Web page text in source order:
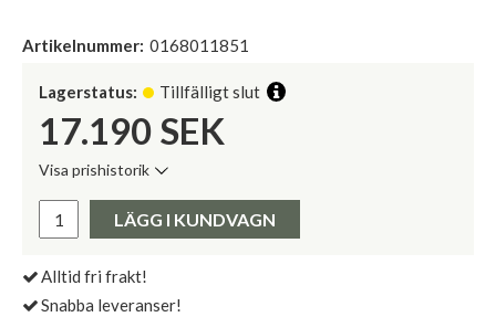
Artikelnummer: 0168011851
Lagerstatus: Tillfälligt slut
17.190 SEK
Visa prishistorik
Pris:
LÄGG I KUNDVAGN
Alltid fri frakt!
Snabba leveranser!